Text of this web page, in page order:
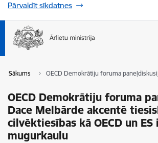
Pārvaldīt sīkdatnes
Sākums OECD Demokrātiju foruma
OECD Demokrātiju foruma
Dace Melbārde akcentē
cilvēktiesības kā OECD un
mugurkaulu